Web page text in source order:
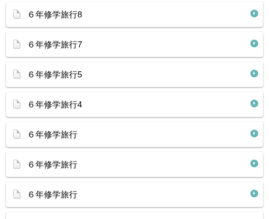
６年修学旅行8
６年修学旅行7
６年修学旅行5
６年修学旅行4
６年修学旅行
６年修学旅行
６年修学旅行